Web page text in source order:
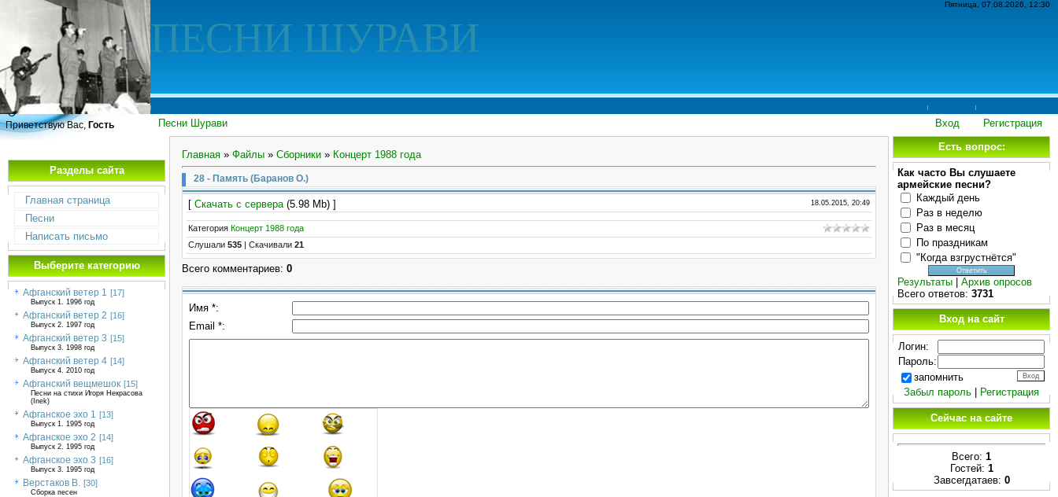
Пятница, 07.08.2026, 12:30
ПЕСНИ ШУРАВИ
Песни Шурави Регистрация
Вход
Приветствую Вас, Гость
Разделы сайта
Главная страница
Песни
Написать письмо
Выберите категорию
Афганский ветер 1 [17]
Выпуск 1. 1996 год
Афганский ветер 2 [16]
Выпуск 2. 1997 год
Афганский ветер 3 [15]
Выпуск 3. 1998 год
Афганский ветер 4 [14]
Выпуск 4. 2010 год
Афганский вещмешок [15]
Песни на стихи Игоря Некрасова
(Inek)
Афганское эхо 1 [13]
Выпуск 1. 1995 год
Афганское эхо 2 [14]
Выпуск 2. 1995 год
Афганское эхо 3 [16]
Выпуск 3. 1995 год
Верстаков В. [30]
Сборка песен
Главная » Файлы » Сборники » Концерт 1988 года
28 - Память (Баранов О.)
[ Скачать с сервера(5.98 Mb) ] 18.05.2015, 20:49
Категория Концерт 1988 года
Слушали 535 Скачивали 21
Всего комментариев: 0
Имя *:
Email *:
Есть вопрос:
Как часто Вы слушаете
армейские песни?
Каждый день
Раз в неделю
Раз в месяц
По праздникам
"Когда взгрустнётся"
Результаты
Архив опросов
Всего ответов: 3731
Вход на сайт
Логин:
Пароль:
запомнить
Забыл пароль
Регистрация
Сейчас на сайте
Всего: 1
Гостей: 1
Завсегдатаев: 0